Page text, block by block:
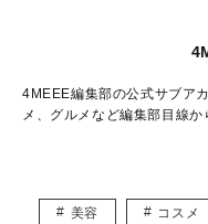
4MEEE編集部の公式サブア
メ、グルメなど編集部目線
美容 コスメ